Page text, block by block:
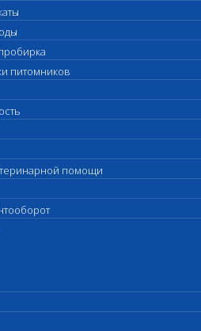
питомников
помощи